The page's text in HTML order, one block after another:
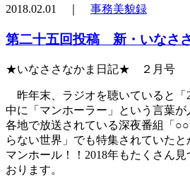
2018.02.01 ｜ 事務美貌録
第二十五回投稿 新・いなさ
★いなささなかま日記★ ２月号
昨年末、ラジオを聴いていると
中に「マンホーラー」という言葉
各地で放送されている深夜番組「
らない世界」でも特集されていた
マンホール！！2018年もたくさん
おります。